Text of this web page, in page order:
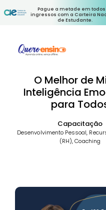
Pague a metade em todos
ingressos com a Carteira
de Estudante.
O Melhor de
Inteligência
para
Capacitação
Desenvolvimento Pessoal,
(RH), Coaching